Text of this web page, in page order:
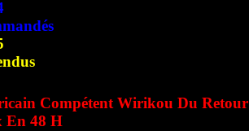
Compétent Wirikou Du Retour
En 48 H